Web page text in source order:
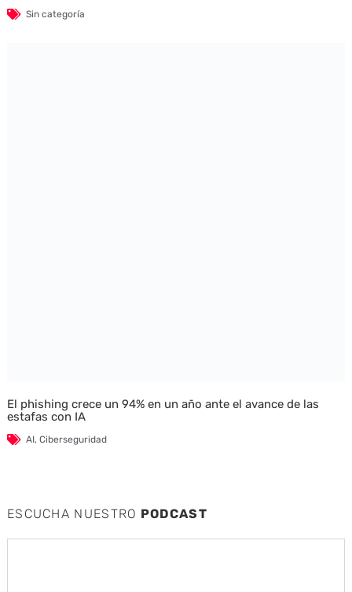
Sin categoría
El phishing crece un 94% en un año ante el avance de las
estafas con IA
AI, Ciberseguridad
ESCUCHA NUESTRO PODCAST